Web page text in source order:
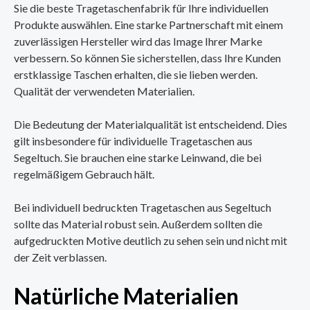
Sie die beste Tragetaschenfabrik für Ihre individuellen
Produkte auswählen. Eine starke Partnerschaft mit einem
zuverlässigen Hersteller wird das Image Ihrer Marke
verbessern. So können Sie sicherstellen, dass Ihre Kunden
erstklassige Taschen erhalten, die sie lieben werden.
Qualität der verwendeten Materialien.
Die Bedeutung der Materialqualität ist entscheidend. Dies
gilt insbesondere für individuelle Tragetaschen aus
Segeltuch. Sie brauchen eine starke Leinwand, die bei
regelmäßigem Gebrauch hält.
Bei individuell bedruckten Tragetaschen aus Segeltuch
sollte das Material robust sein. Außerdem sollten die
aufgedruckten Motive deutlich zu sehen sein und nicht mit
der Zeit verblassen.
Natürliche Materialien